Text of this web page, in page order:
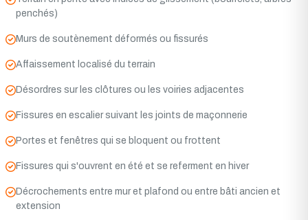
penchés)
Murs de soutènement déformés ou fissurés
Affaissement localisé du terrain
Désordres sur les clôtures ou les voiries adjacentes
Fissures en escalier suivant les joints de maçonnerie
Portes et fenêtres qui se bloquent ou frottent
Fissures qui s'ouvrent en été et se referment en hiver
Décrochements entre mur et plafond ou entre bâti ancien et
extension